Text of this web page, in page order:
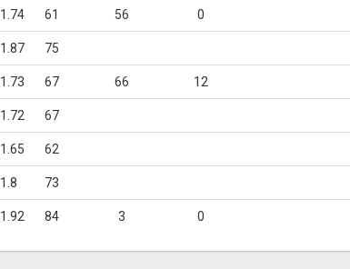
1.74 61 56 0
1.87 75
1.73 67 66 12
1.72 67
1.65 62
1.8 73
1.92 84 3 0